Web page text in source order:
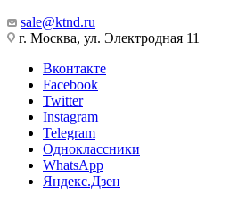
sale@ktnd.ru
г. Москва, ул. Электродная 11
Вконтакте
Facebook
Twitter
Instagram
Telegram
Одноклассники
WhatsApp
Яндекс.Дзен